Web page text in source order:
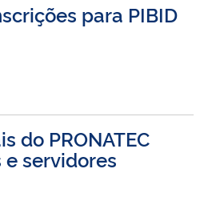
para PIBID
do PRONATEC
servidores